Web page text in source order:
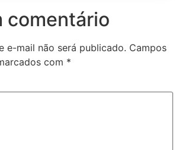
comentário
e-mail não será publicado. Campos
com *